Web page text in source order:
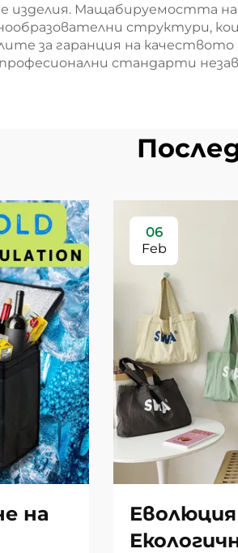
изделия. Мащабируемостта
структури,
за гаранция на
стандарти
на
06
Feb